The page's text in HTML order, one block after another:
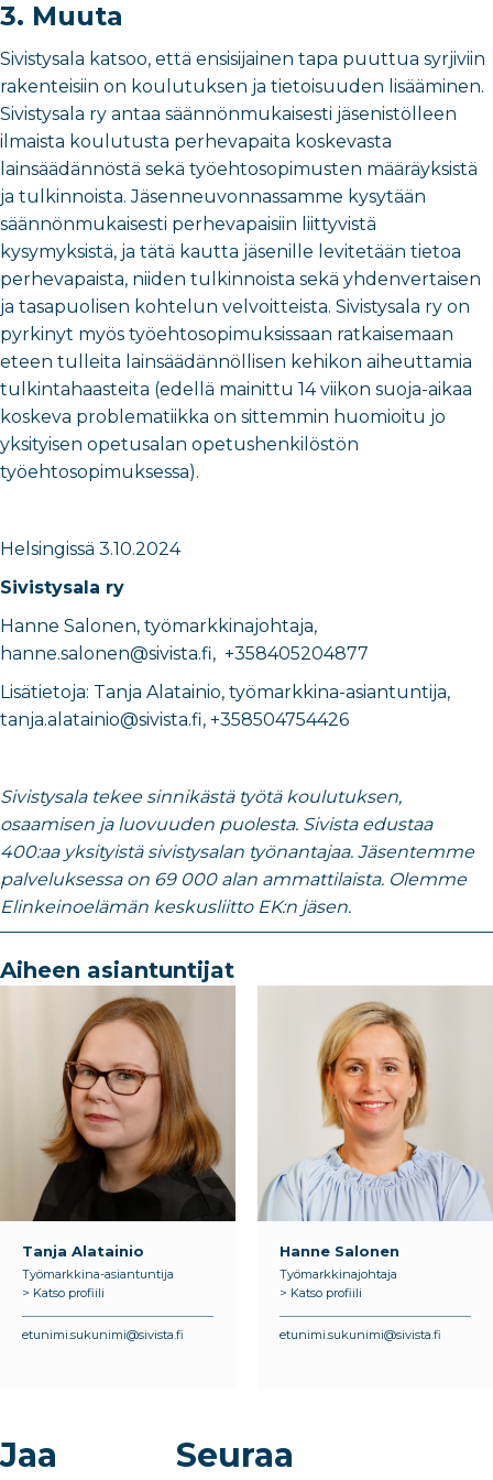
3. Muuta
Sivistysala katsoo, että ensisijainen tapa puuttua syrjiviin
rakenteisiin on koulutuksen ja tietoisuuden lisääminen.
Sivistysala ry antaa säännönmukaisesti jäsenistölleen
ilmaista koulutusta perhevapaita koskevasta
lainsäädännöstä sekä työehtosopimusten määräyksistä
ja tulkinnoista. Jäsenneuvonnassamme kysytään
säännönmukaisesti perhevapaisiin liittyvistä
kysymyksistä, ja tätä kautta jäsenille levitetään tietoa
perhevapaista, niiden tulkinnoista sekä yhdenvertaisen
ja tasapuolisen kohtelun velvoitteista. Sivistysala ry on
pyrkinyt myös työehtosopimuksissaan ratkaisemaan
eteen tulleita lainsäädännöllisen kehikon aiheuttamia
tulkintahaasteita (edellä mainittu 14 viikon suoja-aikaa
koskeva problematiikka on sittemmin huomioitu jo
yksityisen opetusalan opetushenkilöstön
työehtosopimuksessa).
Helsingissä ​3.10.2024
Sivistysala ry
Hanne Salonen, ​työmarkkinajohtaja,
hanne.salonen@sivista.fi, +358405204877
Lisätietoja: ​Tanja Alatainio, työmarkkina-asiantuntija,
tanja.alatainio@sivista.fi, +358504754426
Sivistysala tekee sinnikästä työtä koulutuksen,
osaamisen ja luovuuden puolesta. Sivista edustaa
400:aa yksityistä sivistysalan työnantajaa. Jäsentemme
palveluksessa on 69 000 alan ammattilaista. Olemme
Elinkeinoelämän keskusliitto EK:n jäsen.
Aiheen asiantuntijat
Tanja Alatainio
Työmarkkina-asiantuntija
> Katso profiili
etunimi.sukunimi@sivista.fi
Hanne Salonen
Työmarkkinajohtaja
> Katso profiili
etunimi.sukunimi@sivista.fi
Jaa Seuraa